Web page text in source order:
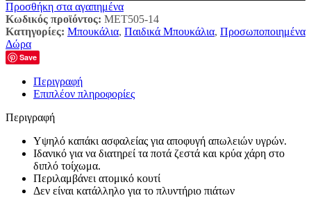
Προσθήκη στα αγαπημένα
Κωδικός προϊόντος: MET505-14
Κατηγορίες: Μπουκάλια, Παιδικά Μπουκάλια, Προσωποποιημένα
Δώρα
Save
Περιγραφή
Επιπλέον πληροφορίες
Περιγραφή
Υψηλό καπάκι ασφαλείας για αποφυγή απωλειών υγρών.
Ιδανικό για να διατηρεί τα ποτά ζεστά και κρύα χάρη στο
διπλό τοίχωμα.
Περιλαμβάνει ατομικό κουτί
Δεν είναι κατάλληλο για το πλυντήριο πιάτων